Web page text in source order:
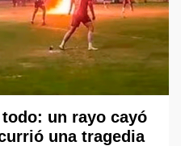
un rayo cayó
una tragedia